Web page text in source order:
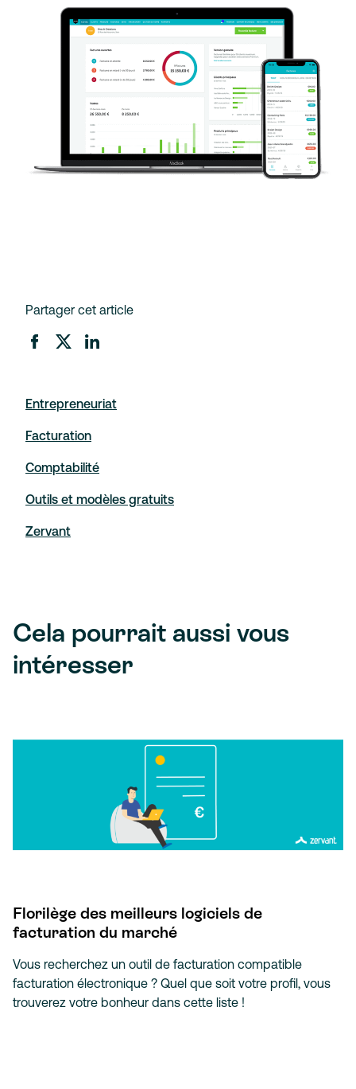
Partager cet article
Entrepreneuriat
Facturation
Comptabilité
Outils et modèles gratuits
Zervant
Cela pourrait aussi vous
intéresser
Florilège des meilleurs logiciels de
facturation du marché
Vous recherchez un outil de facturation compatible
facturation électronique ? Quel que soit votre profil, vous
trouverez votre bonheur dans cette liste !